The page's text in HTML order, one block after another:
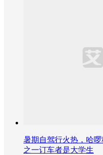
暑期自驾行火热，哈
之一订车者是大学生